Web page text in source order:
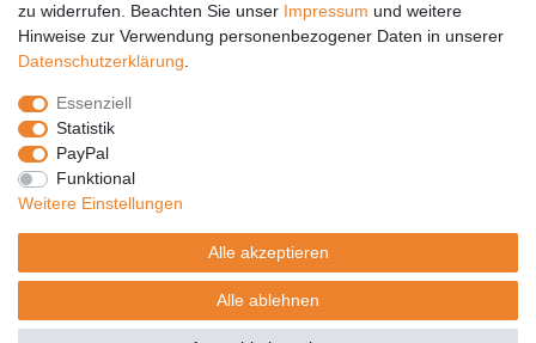
PaketPLUS
SPONSORING
Malchower SV 90
Malchower Wölfe
ZERTIFIKATE
Händlerbund
Trusted Shops
zu widerrufen. Beachten Sie unser Impressum und weitere
Hinweise zur Verwendung personenbezogener Daten in unserer
Daten­schutz­erklärung
Essenziell
Statistik
PayPal
Funktional
Weitere Einstellungen
Alle akzeptieren
Alle ablehnen